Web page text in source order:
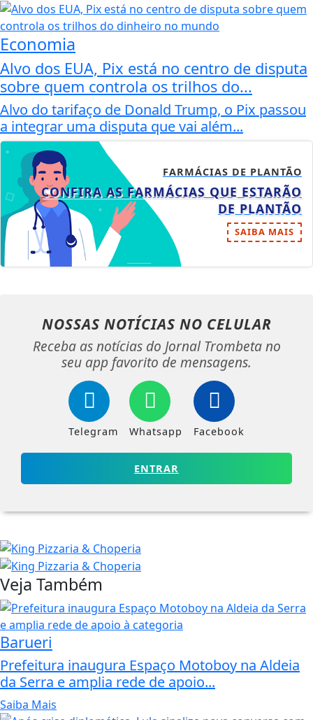
Economia
Alvo dos EUA, Pix está no centro de disputa
sobre quem controla os trilhos do...
Alvo do tarifaço de Donald Trump, o Pix passou
a integrar uma disputa que vai além...
FARMÁCIAS DE PLANTÃO
CONFIRA AS FARMÁCIAS QUE ESTARÃO
DE PLANTÃO
SAIBA MAIS
NOSSAS NOTÍCIAS NO CELULAR
Receba as notícias do Jornal Trombeta no
seu app favorito de mensagens.
Telegram Whatsapp Facebook
ENTRAR
Veja Também
Barueri
Prefeitura inaugura Espaço Motoboy na Aldeia
da Serra e amplia rede de apoio...
Saiba Mais